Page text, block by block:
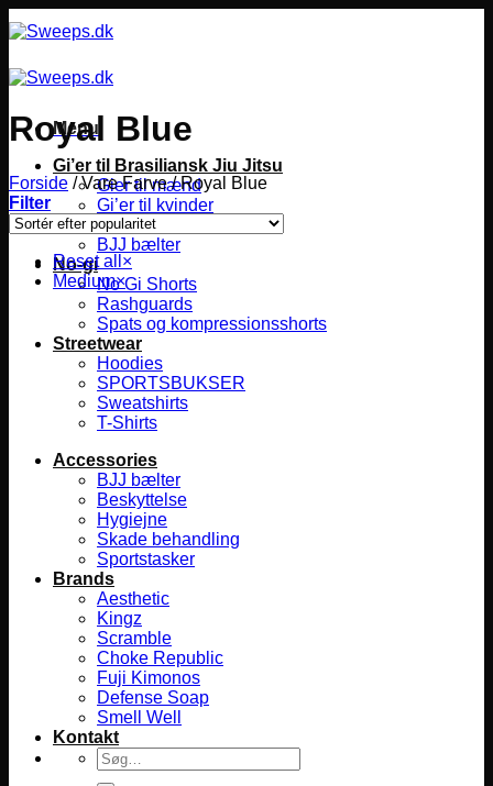
til
Menu
Gi’er til Brasiliansk Jiu Jitsu
Gier til mænd
Gi’er til kvinder
Gier til børn
BJJ bælter
No-gi
No Gi Shorts
Rashguards
Spats og kompressionsshorts
Streetwear
Hoodies
SPORTSBUKSER
Sweatshirts
T-Shirts
Accessories
BJJ bælter
Beskyttelse
Hygiejne
Skade behandling
Sportstasker
Brands
Aesthetic
Kingz
Scramble
Choke Republic
Fuji Kimonos
Defense Soap
Smell Well
Kontakt
Søg
efter:
Royal Blue
Forside /Vare Farve/Royal Blue
Filter
Reset all ×
Medium×